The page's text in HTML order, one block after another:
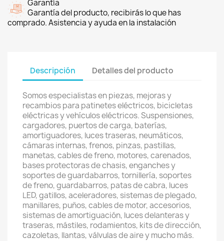
Garantía
Garantía del producto, recibirás lo que has
comprado. Asistencia y ayuda en la instalación
Descripción Detalles del producto
Somos especialistas en piezas, mejoras y
recambios para patinetes eléctricos, bicicletas
eléctricas y vehículos eléctricos. Suspensiones,
cargadores, puertos de carga, baterías,
amortiguadores, luces traseras, neumáticos,
cámaras internas, frenos, pinzas, pastillas,
manetas, cables de freno, motores, carenados,
bases protectoras de chasis, enganches y
soportes de guardabarros, tornillería, soportes
de freno, guardabarros, patas de cabra, luces
LED, gatillos, aceleradores, sistemas de plegado,
manillares, puños, cables de motor, accesorios,
sistemas de amortiguación, luces delanteras y
traseras, mástiles, rodamientos, kits de dirección,
cazoletas, llantas, válvulas de aire y mucho más.